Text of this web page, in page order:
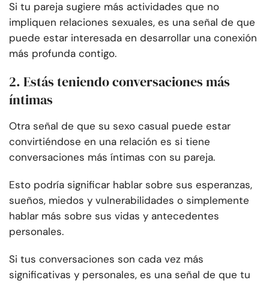
Si tu pareja sugiere más actividades que no
impliquen relaciones sexuales, es una señal de que
puede estar interesada en desarrollar una conexión
más profunda contigo.
2. Estás teniendo conversaciones más
íntimas
Otra señal de que su sexo casual puede estar
convirtiéndose en una relación es si tiene
conversaciones más íntimas con su pareja.
Esto podría significar hablar sobre sus esperanzas,
sueños, miedos y vulnerabilidades o simplemente
hablar más sobre sus vidas y antecedentes
personales.
Si tus conversaciones son cada vez más
significativas y personales, es una señal de que tu